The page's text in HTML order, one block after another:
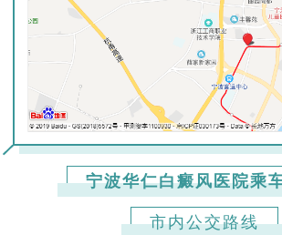
宁波华仁白癜风医院乘
市内公交路线